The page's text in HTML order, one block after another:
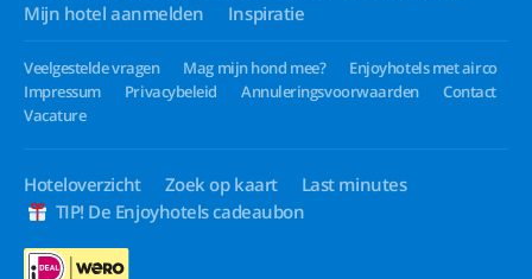
Mijn hotel aanmelden
Inspiratie
Veelgestelde vragen Mag mijn hond mee?
Enjoyhotels met airco
Impressum
Privacybeleid Annuleringsvoorwaarden
Contact
Vacature
Hoteloverzicht Zoek op kaart
Last minutes
TIP! De Enjoyhotels cadeaubon